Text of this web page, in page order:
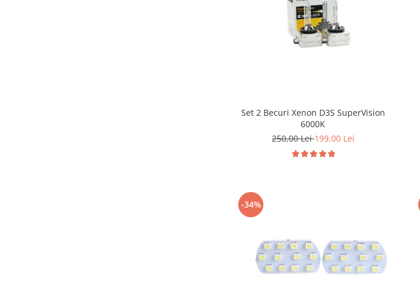
Set 2 Becuri Xenon D3S SuperVision
6000K
250,00 Lei199,00 Lei
-34%